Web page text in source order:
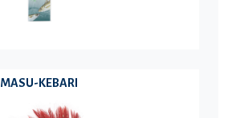
MASU-KEBARI